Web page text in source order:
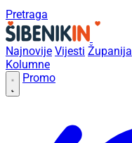
Pretraga
Najnovije Vijesti Županija
Kolumne
Promo